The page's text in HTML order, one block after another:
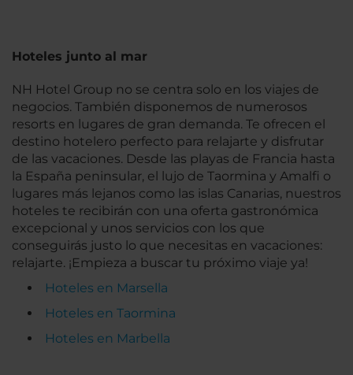
Hoteles junto al mar
NH Hotel Group no se centra solo en los viajes de
negocios. También disponemos de numerosos
resorts en lugares de gran demanda. Te ofrecen el
destino hotelero perfecto para relajarte y disfrutar
de las vacaciones. Desde las playas de Francia hasta
la España peninsular, el lujo de Taormina y Amalfi o
lugares más lejanos como las islas Canarias, nuestros
hoteles te recibirán con una oferta gastronómica
excepcional y unos servicios con los que
conseguirás justo lo que necesitas en vacaciones:
relajarte. ¡Empieza a buscar tu próximo viaje ya!
Hoteles en Marsella
Hoteles en Taormina
Hoteles en Marbella